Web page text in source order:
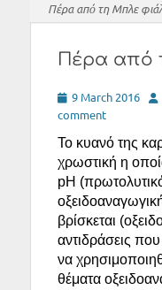
Πέρα από τη Μπλε
Πέρα από
Posted
on
9 March 2016
comment
Το κυανό της
χρωστική η
pH
βρίσκεται (
αντιδράσεις
να
θέματα